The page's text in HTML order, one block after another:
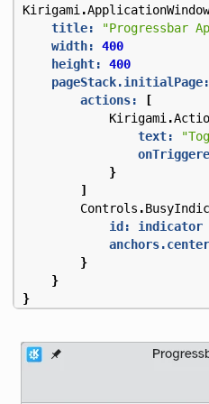
Kirigami .ApplicationWindow
title:
"Progressbar
width:
400
height:
400
pageStack.initialPage:
actions:
[
Kirigami .
text:
}
]
Controls .
id: indicator
}
}
}